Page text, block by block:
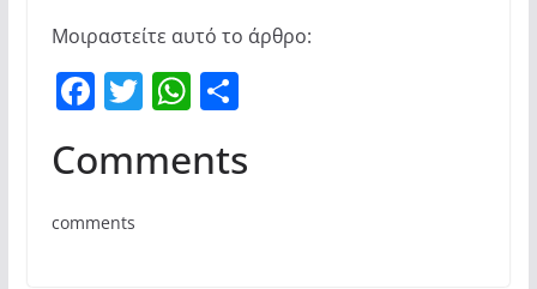
Μοιραστείτε αυτό το άρθρο:
F
c
e
b
T
itt
W
at
Μ
ρ
Comments
comments